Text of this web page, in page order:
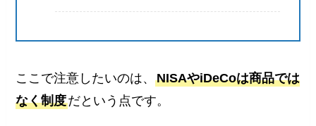
ここで注意したいのは、NISAやiDeCoは商品では
なく制度だという点です。